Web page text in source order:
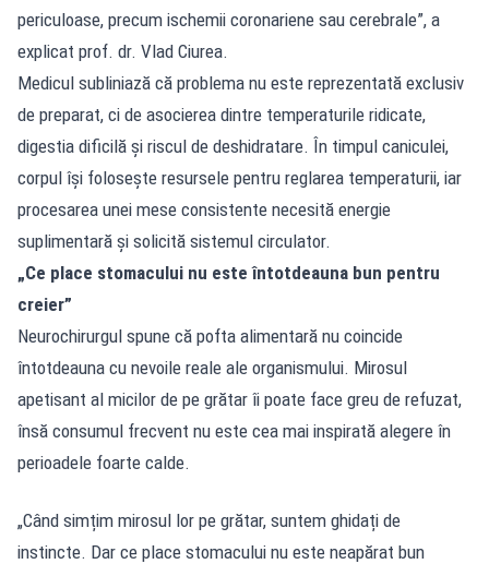
periculoase, precum ischemii coronariene sau cerebrale”, a
explicat prof. dr. Vlad Ciurea.
Medicul subliniază că problema nu este reprezentată exclusiv
de preparat, ci de asocierea dintre temperaturile ridicate,
digestia dificilă și riscul de deshidratare. În timpul caniculei,
corpul își folosește resursele pentru reglarea temperaturii, iar
procesarea unei mese consistente necesită energie
suplimentară și solicită sistemul circulator.
„Ce place stomacului nu este întotdeauna bun pentru
creier”
Neurochirurgul spune că pofta alimentară nu coincide
întotdeauna cu nevoile reale ale organismului. Mirosul
apetisant al micilor de pe grătar îi poate face greu de refuzat,
însă consumul frecvent nu este cea mai inspirată alegere în
perioadele foarte calde.
„Când simțim mirosul lor pe grătar, suntem ghidați de
instincte. Dar ce place stomacului nu este neapărat bun